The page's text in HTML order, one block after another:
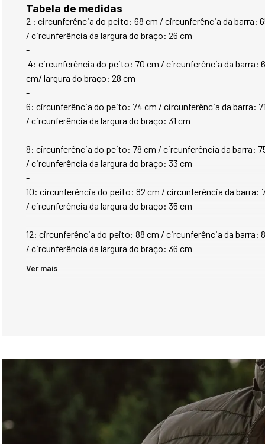
Tabela de medidas
2 : circunferência do peito: 68 cm / circunferência da barra:
/ circunferência da largura do braço: 26 cm
-
cm/ largura do braço: 28 cm
-
6: circunferência do peito: 74 cm / circunferência da barra:
/ circunferência da largura do braço: 31 cm
-
8: circunferência do peito: 78 cm / circunferência da barra:
/ circunferência da largura do braço: 33 cm
-
10: circunferência do peito: 82 cm / circunferência da
/ circunferência da largura do braço: 35 cm
-
12: circunferência do peito: 88 cm / circunferência da
/ circunferência da largura do braço: 36 cm
Ver mais